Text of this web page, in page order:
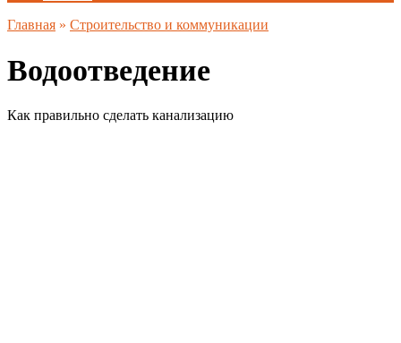
Главная » Строительство и коммуникации
Водоотведение
Как правильно сделать канализацию